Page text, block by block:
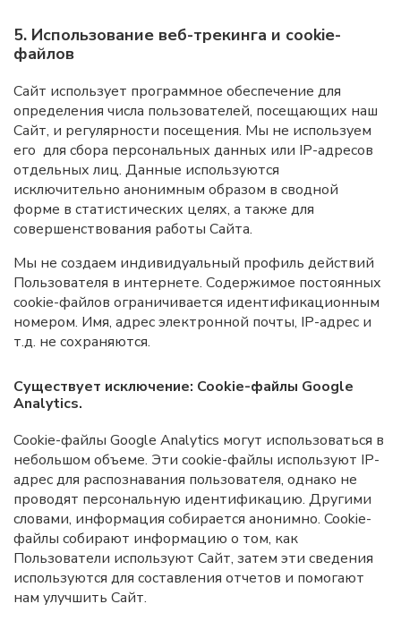
5. Использование веб-трекинга и cookie-
файлов
Сайт использует программное обеспечение для
определения числа пользователей, посещающих наш
Сайт, и регулярности посещения. Мы не используем
его для сбора персональных данных или IP-адресов
отдельных лиц. Данные используются
исключительно анонимным образом в сводной
форме в статистических целях, а также для
совершенствования работы Сайта.
Мы не создаем индивидуальный профиль действий
Пользователя в интернете. Содержимое постоянных
cookie-файлов ограничивается идентификационным
номером. Имя, адрес электронной почты, IP-адрес и
т.д. не сохраняются.
Существует исключение: Cookie-файлы Google
Analytics.
Cookie-файлы Google Analytics могут использоваться в
небольшом объеме. Эти cookie-файлы используют IP-
адрес для распознавания пользователя, однако не
проводят персональную идентификацию. Другими
словами, информация собирается анонимно. Cookie-
файлы собирают информацию о том, как
Пользователи используют Сайт, затем эти сведения
используются для составления отчетов и помогают
нам улучшить Сайт.